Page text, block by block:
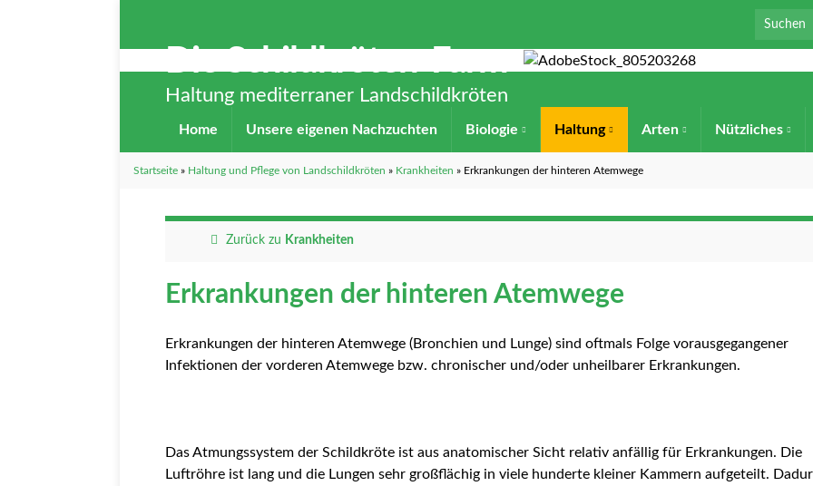
Search for:
Die Schildkröten-Farm
Haltung mediterraner Landschildkröten
Home Unsere eigenen Nachzuchten Biologie Haltung Arten Nützliches
Startseite » Haltung und Pflege von Landschildkröten » Krankheiten » Erkrankungen der hinteren Atemwege
Zurück zu Krankheiten
Erkrankungen der hinteren Atemwege
Erkrankungen der hinteren Atemwege (Bronchien und Lunge) sind oftmals Folge vorausgegangener
Infektionen der vorderen Atemwege bzw. chronischer und/oder unheilbarer Erkrankungen.
Das Atmungssystem der Schildkröte ist aus anatomischer Sicht relativ anfällig für Erkrankungen. Die
Luftröhre ist lang und die Lungen sehr großflächig in viele hunderte kleiner Kammern aufgeteilt.